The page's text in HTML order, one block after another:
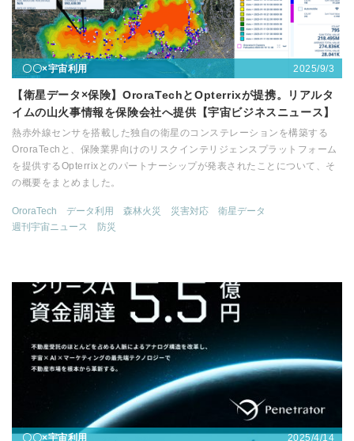
〇〇×宇宙利用 2025/9/3
【衛星データ×保険】OroraTechとOpterrixが提携。リアルタ
イムの山火事情報を保険会社へ提供【宇宙ビジネスニュース】
熱赤外線センサを搭載した独自の衛星のコンステレーションを構築する
OroraTechと、保険業界向けのリスクインテリジェンスプラットフォーム
を提供するOpterrixとのパートナーシップが発表されたことについて、そ
の概要をまとめました。
OroraTech データ利用 森林火災 災害対応
衛星データ
週刊宇宙ニュース
防災
〇〇×宇宙利用 2025/4/14